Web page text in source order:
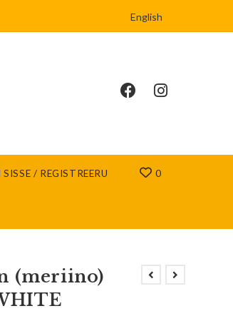
English
SISSE / REGISTREERU 0
(meriino)